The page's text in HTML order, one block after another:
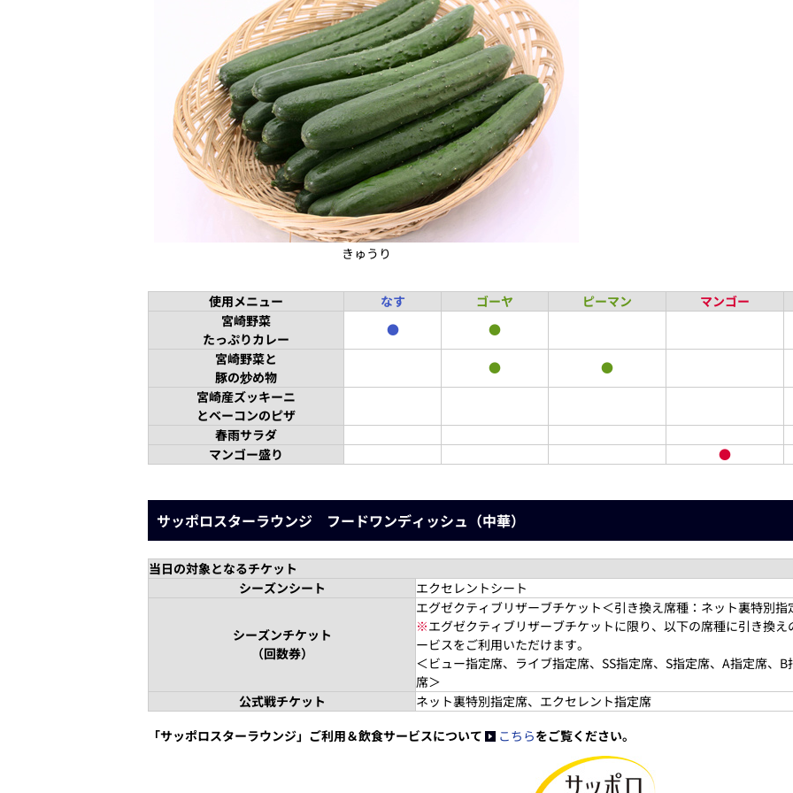
きゅうり
使用メニュー なす ゴーヤ ピーマン マンゴー
宮崎野菜
たっぷりカレー
●
●
宮崎野菜と
豚の炒め物
●
●
宮崎産ズッキーニ
とベーコンのピザ
春雨サラダ
マンゴー盛り
●
サッポロスターラウンジ フードワンディッシュ（中華）
当日の対象となるチケット
シーズンシート
エクセレントシート
シーズンチケット
（回数券）
エグゼクティブリザーブチケット＜引き換え席種：ネット裏特別指
※エグゼクティブリザーブチケットに限り、以下の席種に引き換
ービスをご利用いただけます。
＜ビュー指定席、ライブ指定席、SS指定席、S指定席、A指定席、
席＞
公式戦チケット
ネット裏特別指定席、エクセレント指定席
「サッポロスターラウンジ」ご利用＆飲食サービスについて
こちらをご覧ください。